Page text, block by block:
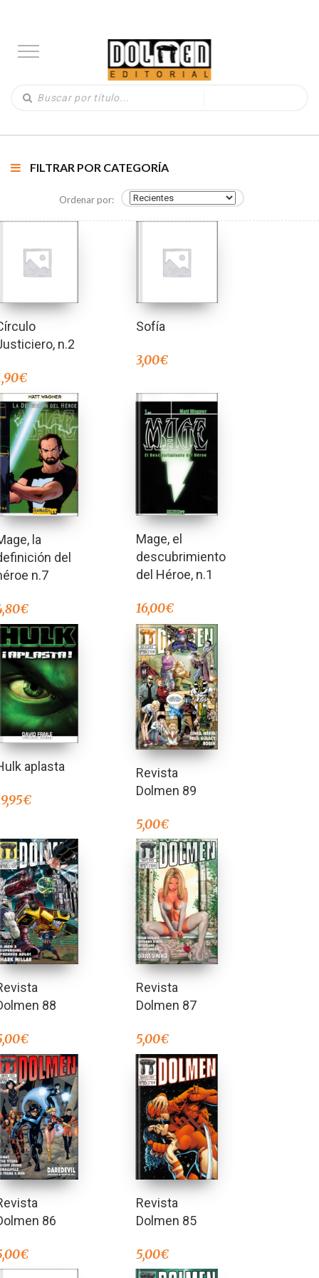
FILTRAR POR CATEGORÍA
Ordenar por:
n.2
€
Sofía
3,00€
la
del
n.7
€
Mage, el
descubrimiento
del Héroe, n.1
16,00€
aplasta
€
Revista
Dolmen 89
5,00€
88
€
Revista
Dolmen 87
5,00€
86
€
Revista
Dolmen 85
5,00€